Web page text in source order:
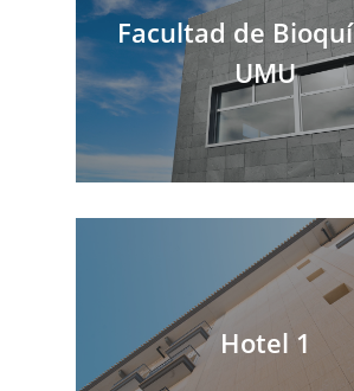
Facultad de
UMU
Hotel 1